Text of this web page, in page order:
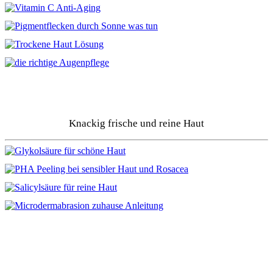
Knackig frische und reine Haut